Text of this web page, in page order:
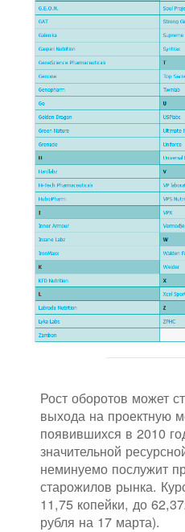
Рост оборотов может
выхода на проектную
появившихся в 2010
значительной
неминуемо послужит
старожилов рынка.
11,75 копейки, до
рубля на 17 марта).